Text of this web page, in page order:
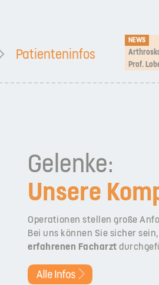
Patienteninfos
NEWS
Prof.
Gelenke:
Unsere
Operationen stellen große
Bei uns können Sie sicher
erfahrenen Facharzt